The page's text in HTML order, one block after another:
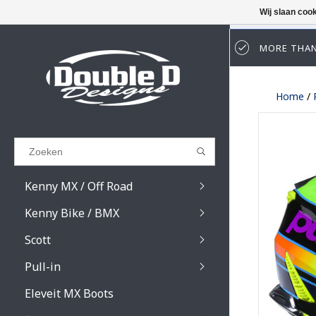
Results found (0)
GA TERUG
Kenny MX / Off Road
Kenny Bike / BMX
Scott
Prospect / Fury
Prospect / Fury
Primal / Split /
Pull-in
Eleveit MX Boots
MORE
Home /
Wij slaan